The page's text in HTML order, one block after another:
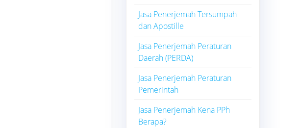
Jasa Penerjemah Tersumpah
dan Apostille
Jasa Penerjemah Peraturan
Daerah (PERDA)
Jasa Penerjemah Peraturan
Pemerintah
Jasa Penerjemah Kena PPh
Berapa?